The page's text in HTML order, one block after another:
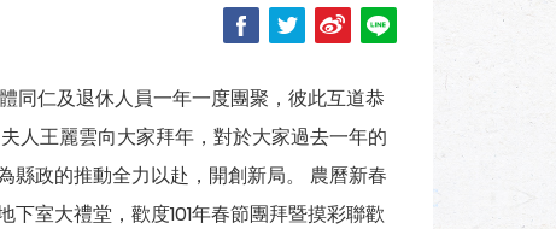
同仁及退休人員一年一度團聚，彼此互道恭
人王麗雲向大家拜年，對於大家過去一年的
縣政的推動全力以赴，開創新局。 農曆新春
室大禮堂，歡度101年春節團拜暨摸彩聯歡